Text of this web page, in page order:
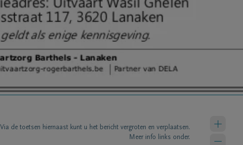
Via de toetsen hiernaast kunt u het bericht vergroten en verplaatsen.
Meer info links onder.